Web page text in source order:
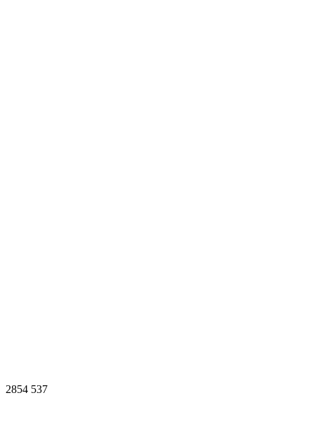
2854 537